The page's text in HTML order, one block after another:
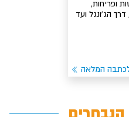
ופריחות,
הג'ונגל ועד
המלאה